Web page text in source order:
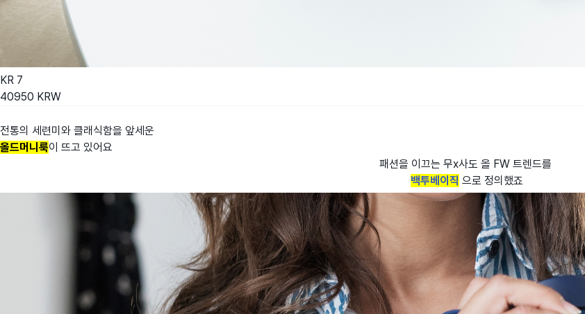
KR 7
40950 KRW
전통의 세련미와 클래식함을 앞세운
올드머니룩이 뜨고 있어요
패션을 이끄는 무x사도 올 FW 트렌드를
백투베이직 으로 정의했죠